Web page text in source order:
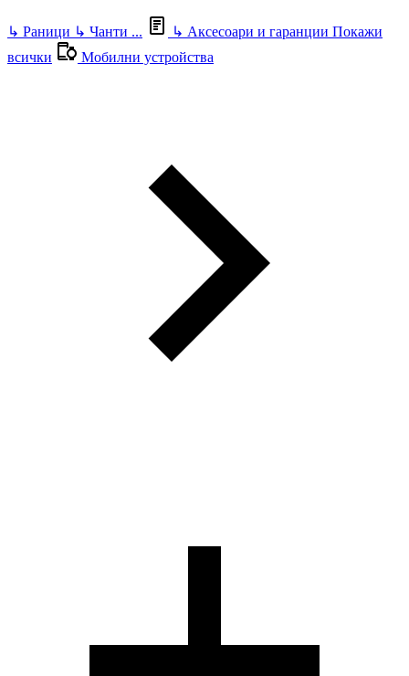
↳ Раници ↳ Чанти ... ↳ Аксесоари и гаранции Покажи
всички
Мобилни устройства